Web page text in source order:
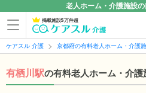
老人ホーム・介護施設
掲載施設5万件超
ケアスル 介護 京都府の有料老人ホーム・介護
有栖川駅の有料老人ホーム・介護